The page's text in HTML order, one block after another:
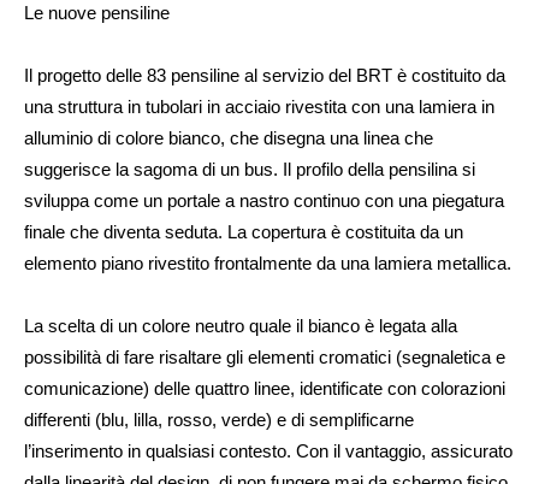
Le nuove pensiline
Il progetto delle 83 pensiline al servizio del BRT è costituito da
una struttura in tubolari in acciaio rivestita con una lamiera in
alluminio di colore bianco, che disegna una linea che
suggerisce la sagoma di un bus. Il profilo della pensilina si
sviluppa come un portale a nastro continuo con una piegatura
finale che diventa seduta. La copertura è costituita da un
elemento piano rivestito frontalmente da una lamiera metallica.
La scelta di un colore neutro quale il bianco è legata alla
possibilità di fare risaltare gli elementi cromatici (segnaletica e
comunicazione) delle quattro linee, identificate con colorazioni
differenti (blu, lilla, rosso, verde) e di semplificarne
l’inserimento in qualsiasi contesto. Con il vantaggio, assicurato